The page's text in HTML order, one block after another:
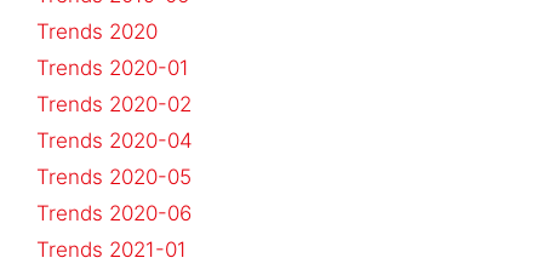
Trends 2020
Trends 2020-01
Trends 2020-02
Trends 2020-04
Trends 2020-05
Trends 2020-06
Trends 2021-01